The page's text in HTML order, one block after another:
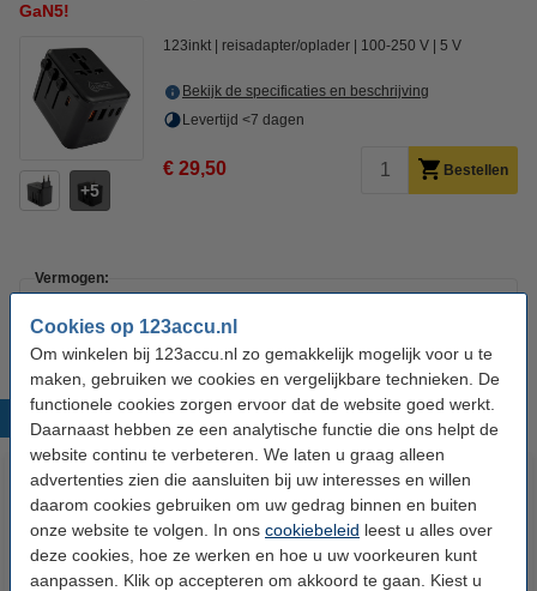
Cookies op 123accu.nl
Om winkelen bij 123accu.nl zo gemakkelijk mogelijk voor u te
maken, gebruiken we cookies en vergelijkbare technieken. De
functionele cookies zorgen ervoor dat de website goed werkt.
Daarnaast hebben ze een analytische functie die ons helpt de
website continu te verbeteren. We laten u graag alleen
advertenties zien die aansluiten bij uw interesses en willen
daarom cookies gebruiken om uw gedrag binnen en buiten
onze website te volgen. In ons cookiebeleid leest u alles over
deze cookies, hoe ze werken en hoe u uw voorkeuren kunt
aanpassen. Klik op accepteren om akkoord te gaan. Kiest u
GaN5!
5
123inkt reisadapter/oplader 100-250 V 5 V
Bekijk de specificaties en beschrijving
Levertijd <7 dagen
€ 29,50 Bestellen
Vermogen:
35 Watt 45 Watt 67 Watt
Populaire producten